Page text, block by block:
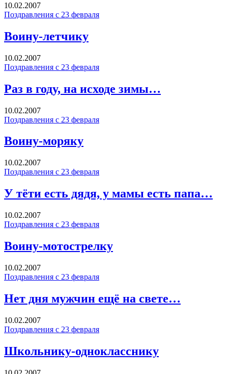
10.02.2007
Поздравления с 23 февраля
Воину-летчику
10.02.2007
Поздравления с 23 февраля
Раз в году, на исходе зимы…
10.02.2007
Поздравления с 23 февраля
Воину-моряку
10.02.2007
Поздравления с 23 февраля
У тёти есть дядя, у мамы есть папа…
10.02.2007
Поздравления с 23 февраля
Воину-мотострелку
10.02.2007
Поздравления с 23 февраля
Hет дня мужчин ещё на свете…
10.02.2007
Поздравления с 23 февраля
Школьнику-однокласснику